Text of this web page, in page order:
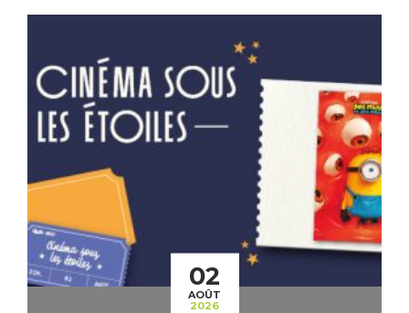
02
AOÛT
2026